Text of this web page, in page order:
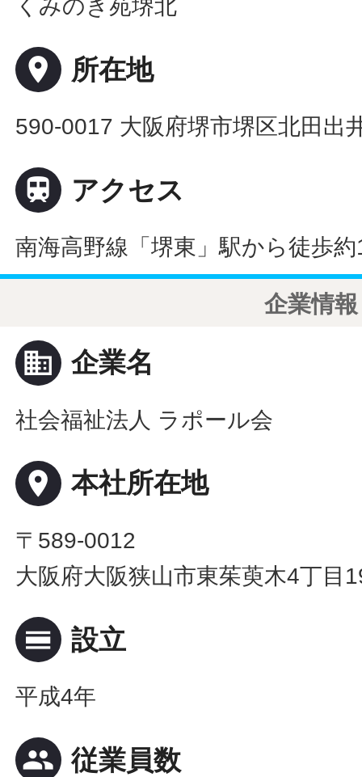
くみのき苑堺北
place 所在地
590-0017 大阪府堺市堺区北田出
 アクセス
南海高野線「堺東」駅から徒歩
企業情報
business 企業名
社会福祉法人 ラポール会
place 本社所在地
〒589-0012
大阪府大阪狭山市東茱萸木4丁目
calendar_view_day 設立
平成4年
people 従業員数